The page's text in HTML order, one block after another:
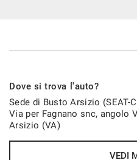
Sensori Di Parcheggio
Servosterzo
Sistema ancoraggio
Sistema di controllo della
Dove si trova l'auto?
Sede di Busto Arsizio (SEAT-
Via per Fagnano snc, angolo
Arsizio (VA)
VEDI